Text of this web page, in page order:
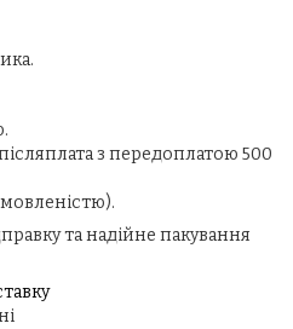
з передоплатою 500
та надійне пакування